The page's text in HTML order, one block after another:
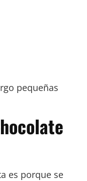
pequeñas
es porque se